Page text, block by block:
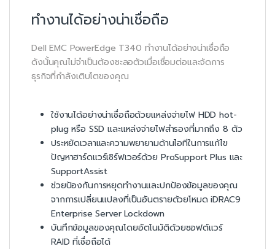
ทำงานได้อย่างน่าเชื่อถือ
Dell EMC PowerEdge T340 ทำงานได้อย่างน่าเชื่อถือ
ดังนั้นคุณไม่จำเป็นต้องชะลอตัวเมื่อเชื่อมต่อและจัดการ
ธุรกิจที่กำลังเติบโตของคุณ
ใช้งานได้อย่างน่าเชื่อถือด้วยแหล่งจ่ายไฟ HDD hot-
plug หรือ SSD และแหล่งจ่ายไฟสำรองที่มากถึง 8 ตัว
ประหยัดเวลาและความพยายามด้านไอทีในการแก้ไข
ปัญหาฮาร์ดแวร์เซิร์ฟเวอร์ด้วย ProSupport Plus และ
SupportAssist
ช่วยป้องกันการหยุดทำงานและปกป้องข้อมูลของคุณ
จากการเปลี่ยนแปลงที่เป็นอันตรายด้วยโหมด iDRAC9
Enterprise Server Lockdown
บันทึกข้อมูลของคุณโดยอัตโนมัติด้วยซอฟต์แวร์
RAID ที่เชื่อถือได้